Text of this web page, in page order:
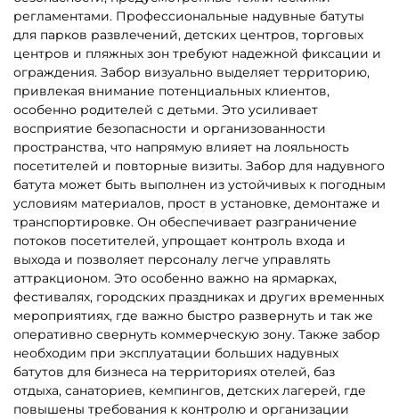
B-16131 Коммерческий
надувной батут «Чудо-
сафари», 6*4*2,8 м
От 152 800 ₽
B-16483 Коммерческий
надувной батут «Тигриная
страна 5», 9*5*5 м
От 294 000 ₽
В НАЛИЧИИ
B-16123 Коммерческий
надувной батут «Сафари
Ультра 2», 12*6*7 м
В НАЛИЧИИ
B-16650 Батут «Торт» с
горкой 7 х 4,7х 5м
325 710 ₽